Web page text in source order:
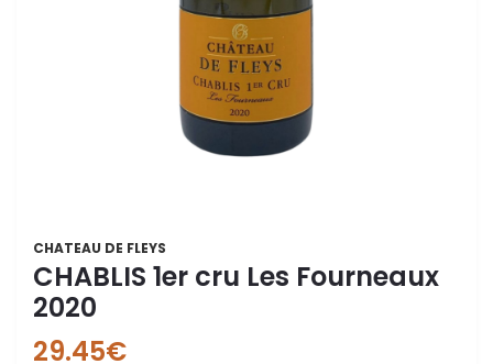
CHATEAU DE FLEYS
CHABLIS 1er cru Les Fourneaux
2020
29.45€